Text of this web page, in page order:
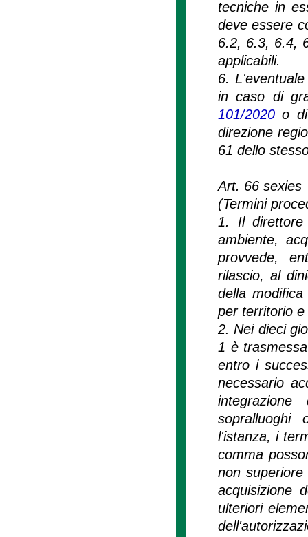
tecniche in
deve essere
6.2, 6.3, 6.4,
applicabili.
6.
in caso di
101/2020o di
direzione
61 dello
Art. 66 sexies
(Termini
1. Il direttore
ambiente,
provvede,
rilascio, al
della
per territorio e
2. Nei dieci
1 è
entro i
necessario
integrazione
sopralluoghi
l'istanza, i
comma
non
acquisizione
ulteriori